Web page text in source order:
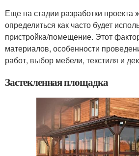
Еще на стадии разработки проекта
определиться как часто будет
пристройка/помещение. Этот
материалов, особенности
работ, выбор мебели, текстиля и
Застекленная площадка